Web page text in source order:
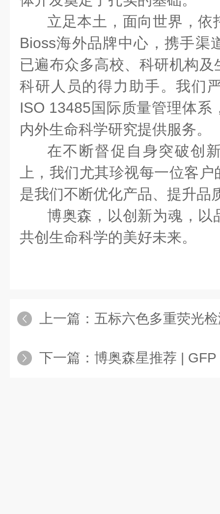
立足本土，面向世界，依
Bioss海外品牌中心，携手渠
已遍布众多高校、科研机构
科研人员的得力助手。我们
ISO 13485国际质量管理体系
内外生命科学研究提供服务。
在不断督促自身突破创
上，我们尤其珍视每一位客
是我们不断优化产品、提升品
博奥森，以创新为魂，以
共创生命科学的美好未来。
上一篇： 五标六色多重荧光检
下一篇： 博奥森星推荐 | GFP